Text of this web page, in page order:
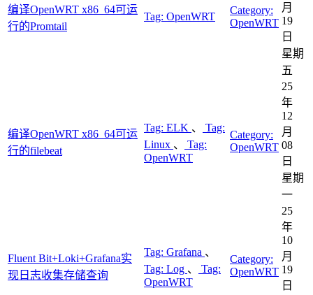
编译OpenWRT x86_64可运
行的Promtail
Tag: OpenWRT
Category:
OpenWRT
月
19
日
星期
五
编译OpenWRT x86_64可运
行的filebeat
Tag: ELK 、
Tag:
Linux 、
Tag:
OpenWRT
Category:
OpenWRT
25
年
12
月
08
日
星期
一
Fluent Bit+Loki+Grafana实
现日志收集存储查询
Tag: Grafana 、
Tag: Log 、
Tag:
OpenWRT
Category:
OpenWRT
25
年
10
月
19
日